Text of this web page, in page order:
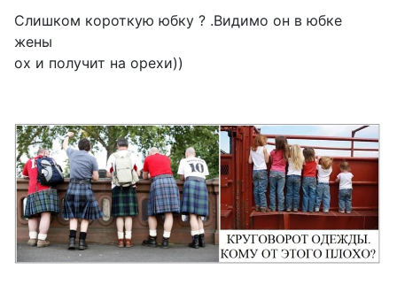
Слишком короткую юбку ? .Видимо он в юбке
жены
ох и получит на орехи))